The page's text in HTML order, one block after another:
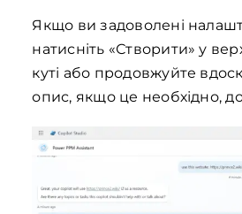
Якщо ви задоволені
натисніть «Створити» у
куті або продовжуйте
опис, якщо це необхідно,